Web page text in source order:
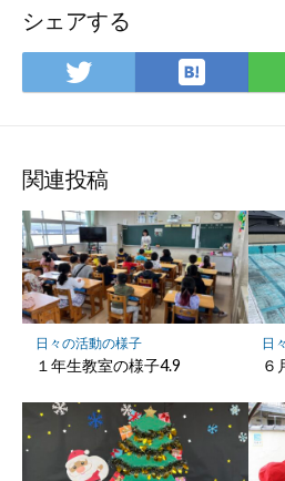
シェアする
Twitter
で
ア
は
て
ク
マ
ー
ク
に
関連投稿
日々の活動の様子
１年生教室の様子4.9
日
６